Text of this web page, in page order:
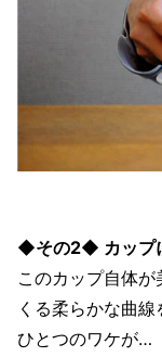
◆その2◆ カップ
このカップ自体
くる柔らかな曲
ひとつのワケが…